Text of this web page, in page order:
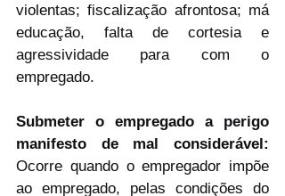
violentas; fiscalização afrontosa; má
educação, falta de cortesia e
agressividade para com o
empregado.
Submeter o empregado a perigo
Ocorre quando o empregador impõe
ao empregado, pelas condições do